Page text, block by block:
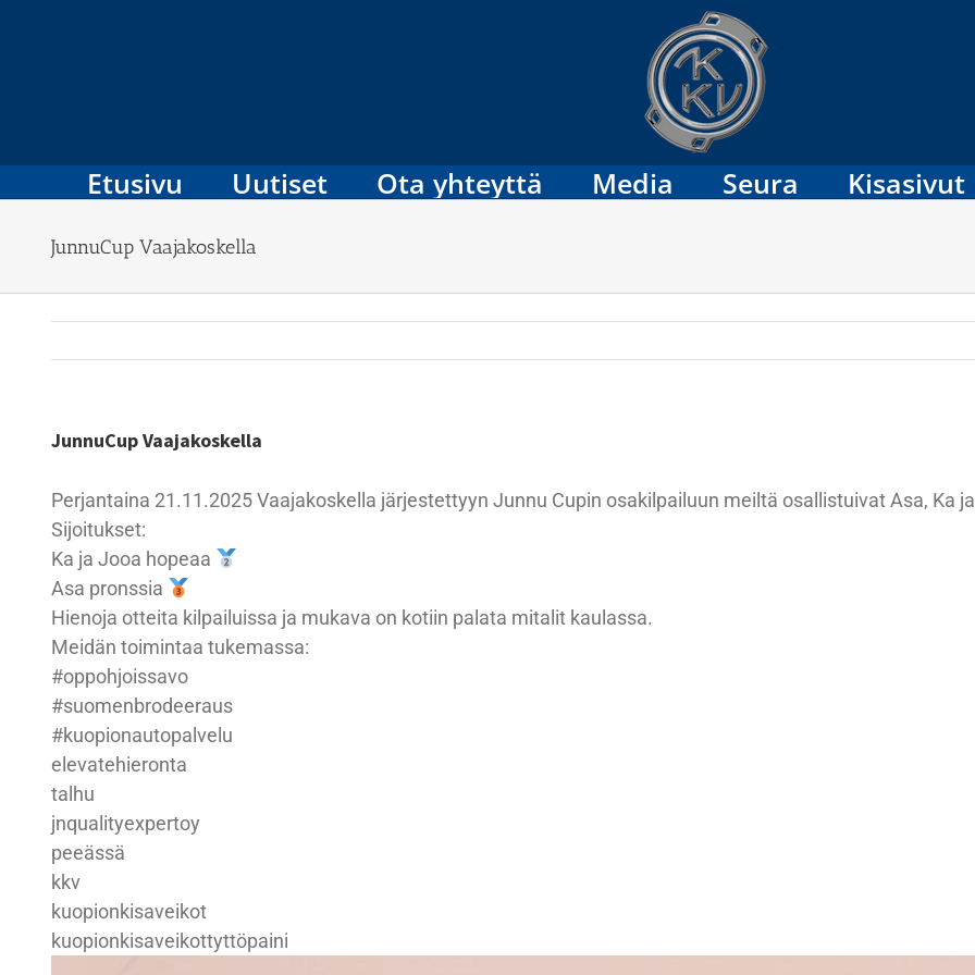
Etusivu Uutiset Ota yhteyttä Media Seura Kisasivut
JunnuCup Vaajakoskella
JunnuCup Vaajakoskella
Perjantaina 21.11.2025 Vaajakoskella järjestettyyn Junnu Cupin osakilpailuun meiltä osallistuivat Asa, Ka
Sijoitukset:
Ka ja Jooa hopeaa
Asa pronssia
Hienoja otteita kilpailuissa ja mukava on kotiin palata mitalit kaulassa.
Meidän toimintaa tukemassa:
#oppohjoissavo
#suomenbrodeeraus
#kuopionautopalvelu
elevatehieronta
talhu
jnqualityexpertoy
peeässä
kkv
kuopionkisaveikot
kuopionkisaveikottyttöpaini